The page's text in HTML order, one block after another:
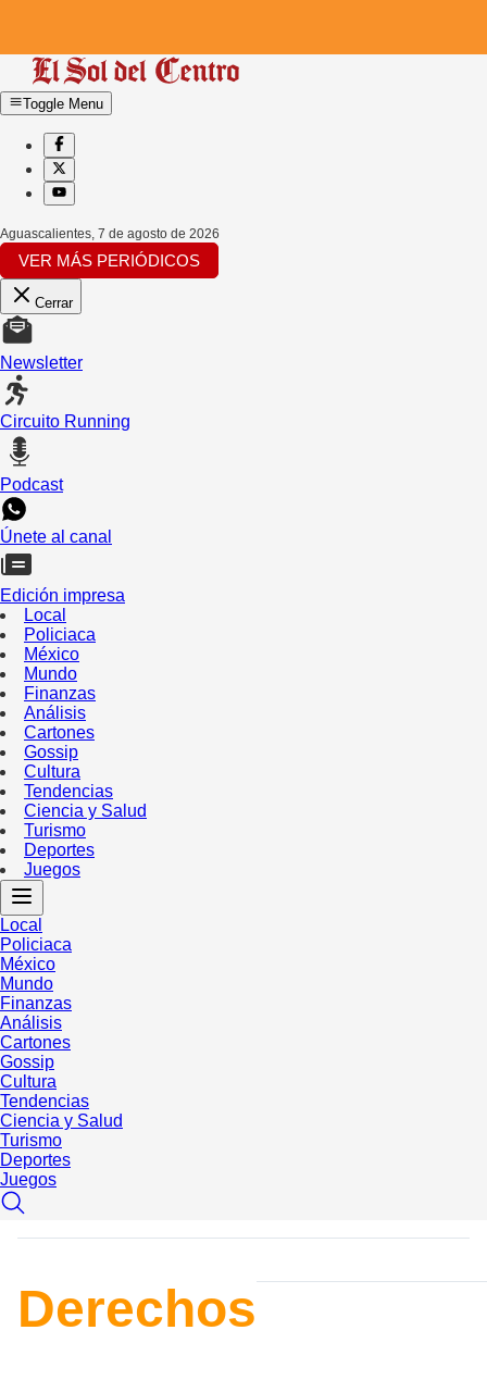
Toggle Menu
Aguascalientes, 7 de agosto de 2026
VER MÁS PERIÓDICOS
Cerrar
Newsletter
Circuito Running
Podcast
Únete al canal
Edición impresa
Local
Policiaca
México
Mundo
Finanzas
Análisis
Cartones
Gossip
Cultura
Tendencias
Ciencia y Salud
Turismo
Deportes
Juegos
Local
Policiaca
México
Mundo
Finanzas
Análisis
Cartones
Gossip
Cultura
Tendencias
Ciencia y Salud
Turismo
Deportes
Juegos
Derechos